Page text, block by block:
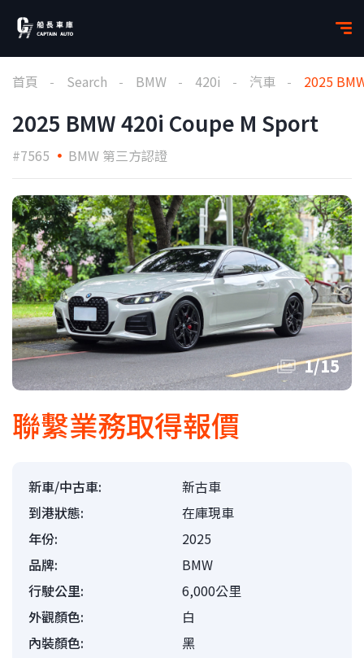
首頁 Search BMW 420i 汽車 2025
2025 BMW 420i Coupe M Sport
#7565 BMW 第三方認證
1/15
聯繫業務取得報價
新車/中古車:
新古車
到港狀態:
在庫現車
年份:
2025
品牌:
BMW
行駛公里:
6,000公里
外觀顏色:
白
內裝顏色:
黑